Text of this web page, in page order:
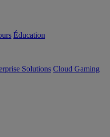
Éducation
Solutions Cloud Gaming